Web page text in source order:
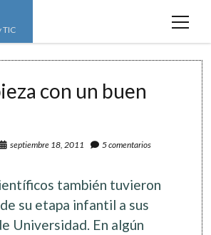
TIC
open
youtube
con un buen
septiembre 18, 2011 5 comentarios
también tuvieron
su etapa infantil a sus
Universidad. En algún